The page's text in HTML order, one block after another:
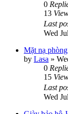
0
13
Last
Wed
Mặt nạ
by Lasa »
0
15
Last
Wed